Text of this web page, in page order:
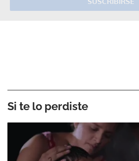
Si te lo perdiste